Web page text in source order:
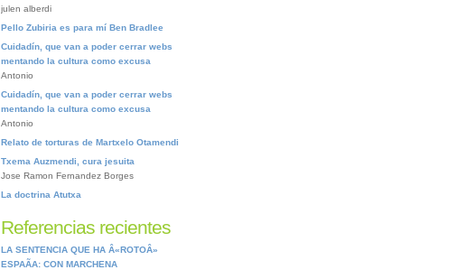
julen alberdi
Pello Zubiria es para mí Ben Bradlee
Cuidadín, que van a poder cerrar webs
mentando la cultura como excusa
Antonio
Cuidadín, que van a poder cerrar webs
mentando la cultura como excusa
Antonio
Relato de torturas de Martxelo Otamendi
Txema Auzmendi, cura jesuita
Jose Ramon Fernandez Borges
La doctrina Atutxa
Referencias recientes
LA SENTENCIA QUE HA Â«ROTOÂ»
ESPAÃA: CON MARCHENA